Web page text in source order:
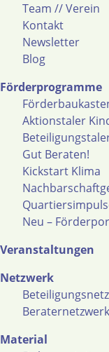
Team // Verein
Kontakt
Newsletter
Blog
Förderprogramme
Aktionstaler
Gut Beraten!
Kickstart Klima
Neu –
Veranstaltungen
Netzwerk
Beraternetzwerk
Material